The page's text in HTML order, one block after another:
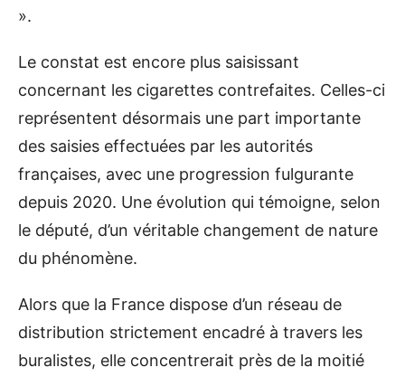
».
Le constat est encore plus saisissant
concernant les cigarettes contrefaites. Celles-ci
représentent désormais une part importante
des saisies effectuées par les autorités
françaises, avec une progression fulgurante
depuis 2020. Une évolution qui témoigne, selon
le député, d’un véritable changement de nature
du phénomène.
Alors que la France dispose d’un réseau de
distribution strictement encadré à travers les
buralistes, elle concentrerait près de la moitié